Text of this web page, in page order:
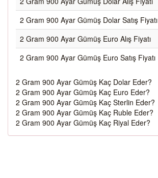
2 Gram 900 Ayar Gümüş Dolar Satış Fiyatı
2 Gram 900 Ayar Gümüş Euro Alış Fiyatı
2 Gram 900 Ayar Gümüş Euro Satış Fiyatı
2 Gram 900 Ayar Gümüş Kaç Dolar Eder?
2 Gram 900 Ayar Gümüş Kaç Euro Eder?
2 Gram 900 Ayar Gümüş Kaç Sterlin Eder?
2 Gram 900 Ayar Gümüş Kaç Ruble Eder?
2 Gram 900 Ayar Gümüş Kaç Riyal Eder?